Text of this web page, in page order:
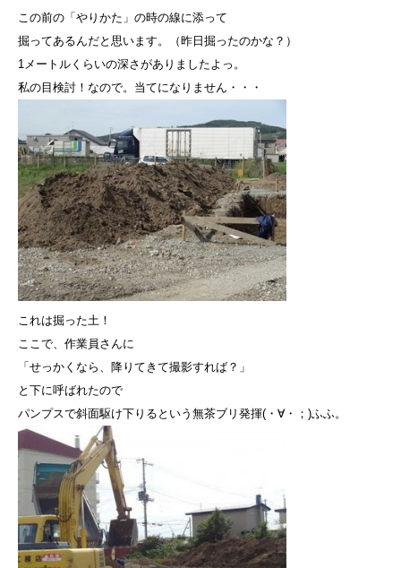
この前の「やりかた」の時の線に添って
掘ってあるんだと思います。（昨日掘ったのかな？）
1メートルくらいの深さがありましたよっ。
私の目検討！なので。当てになりません・・・
これは掘った土！
ここで、作業員さんに
「せっかくなら、降りてきて撮影すれば？」
と下に呼ばれたので
パンプスで斜面駆け下りるという無茶ブリ発揮(・∀・；)ふふ。